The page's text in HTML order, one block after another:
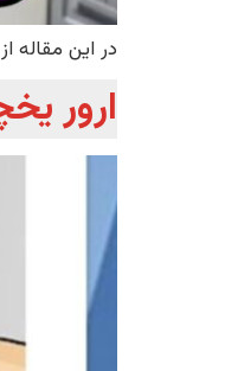
در این مقاله
ارور